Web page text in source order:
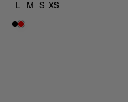
L
M S XS